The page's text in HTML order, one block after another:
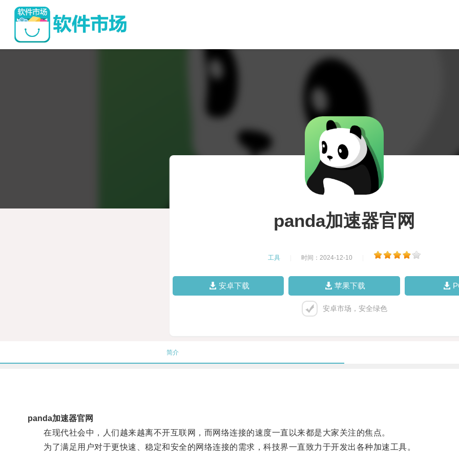
panda加速器官网
工具 时间：2024-12-10
安卓下载 苹果下载
安卓市场，安全绿色
简介
panda加速器官网
在现代社会中，人们越来越离不开互联网，而网络连接的速度一直以来都是大家关注的焦点。
为了满足用户对于更快速、稳定和安全的网络连接的需求，科技界一直致力于开发出各种加速工具。